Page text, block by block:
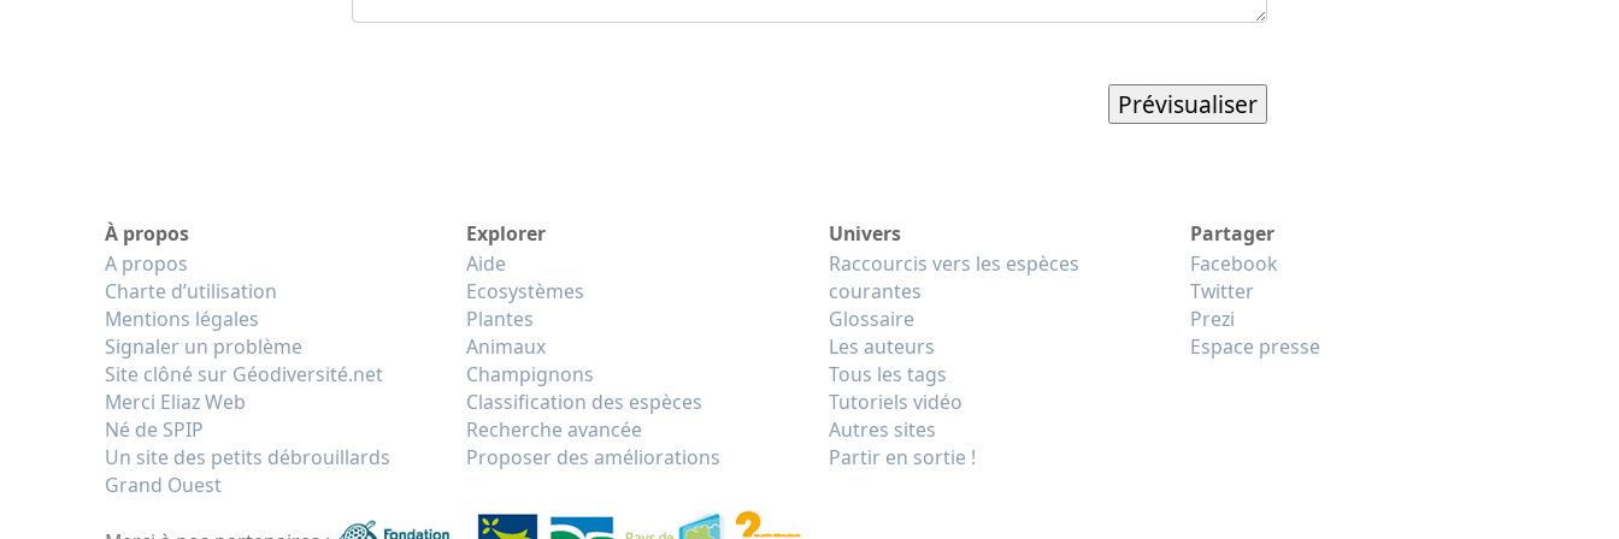
À propos
A propos
Charte d’utilisation
Mentions légales
Signaler un problème
Site clôné sur Géodiversité.net
Merci Eliaz Web
Né de SPIP
Un site des petits débrouillards
Grand Ouest
Explorer
Aide
Ecosystèmes
Plantes
Animaux
Champignons
Classification des espèces
Recherche avancée
Proposer des améliorations
Univers
Raccourcis vers les espèces
courantes
Glossaire
Les auteurs
Tous les tags
Tutoriels vidéo
Autres sites
Partir en sortie !
Partager
Facebook
Twitter
Prezi
Espace presse